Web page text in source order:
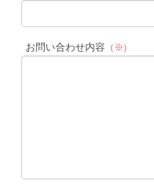
お問い合わせ内容 （※）